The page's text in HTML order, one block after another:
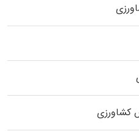
کشاورزی